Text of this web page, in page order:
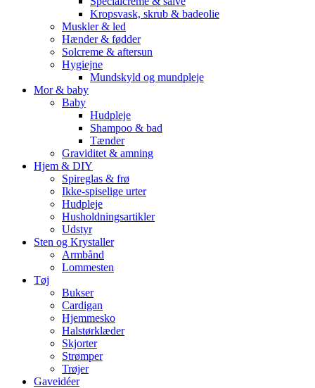
Kropsvask, skrub & badeolie
Muskler & led
Hænder & fødder
Solcreme & aftersun
Hygiejne
Mundskyld og mundpleje
Mor & baby
Baby
Hudpleje
Shampoo & bad
Tænder
Graviditet & amning
Hjem & DIY
Spireglas & frø
Ikke-spiselige urter
Hudpleje
Husholdningsartikler
Udstyr
Sten og Krystaller
Armbånd
Lommesten
Tøj
Bukser
Cardigan
Hjemmesko
Halstørklæder
Skjorter
Strømper
Trøjer
Gaveidéer